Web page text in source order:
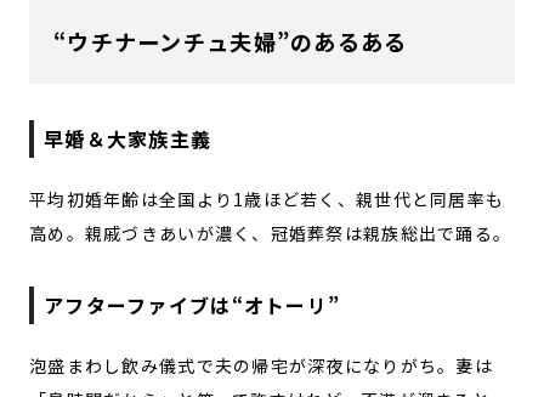
“ウチナーンチュ夫婦”のあるある
早婚＆大家族主義
平均初婚年齢は全国より1歳ほど若く、親世代と同居率も
高め。親戚づきあいが濃く、冠婚葬祭は親族総出で踊る。
アフターファイブは“オトーリ”
泡盛まわし飲み儀式で夫の帰宅が深夜になりがち。妻は